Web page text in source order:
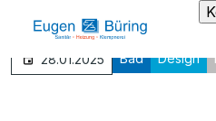
28.01.2025 Bad Design